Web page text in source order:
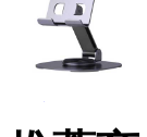
360度金屬三軸摺
參考價：